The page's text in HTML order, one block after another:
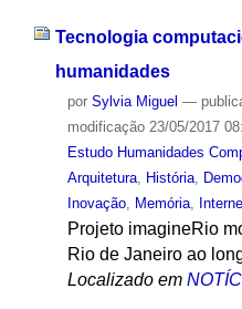
Tecnologia
humanidades
por Sylvia Miguel —
modificação23/05/2017
Estudo Humanidades
Arquitetura, História,
Inovação, Memória,
Projeto imagineRio
Rio de Janeiro ao
Localizado em